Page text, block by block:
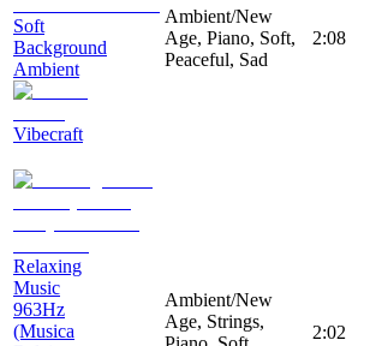
Soft
Background
Ambient
Vibecraft
Ambient/New
Age, Piano, Soft,
Peaceful, Sad
2:08
Relaxing
Music
963Hz
(Musica
Ambient/New
Age, Strings,
2:02